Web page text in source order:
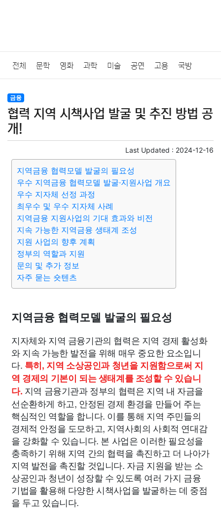
전체 문학 영화 과학 미술 공연 고용 국방
법률
질병 가요 방송 일상 주식 암호화폐 블록체인
미용 증권 인테리어
요리 상품리뷰 원예 금융 게임
대출 자동차 취미 여행
종교 사회 정치 건강 의료 의학
부동산 외국어 교육
금융
협력 지역 시책사업 발굴 및 추진 방법 공
개!
Last Updated : 2024-12-16
지역금융 협력모델 발굴의 필요성
우수 지역금융 협력모델 발굴·지원사업 개요
우수 지자체 선정 과정
최우수 및 우수 지자체 사례
지역금융 지원사업의 기대 효과와 비전
지속 가능한 지역금융 생태계 조성
지원 사업의 향후 계획
정부의 역할과 지원
문의 및 추가 정보
자주 묻는 숏텐츠
지역금융 협력모델 발굴의 필요성
지자체와 지역 금융기관의 협력은 지역 경제 활성화
와 지속 가능한 발전을 위해 매우 중요한 요소입니
다. 특히, 지역 소상공인과 청년을 지원함으로써 지
역 경제의 기본이 되는 생태계를 조성할 수 있습니
다. 지역 금융기관과 정부의 협력은 지역 내 자금을
선순환하게 하고, 안정된 경제 환경을 만들어 주는
핵심적인 역할을 합니다. 이를 통해 지역 주민들의
경제적 안정을 도모하고, 지역사회의 사회적 연대감
을 강화할 수 있습니다. 본 사업은 이러한 필요성을
충족하기 위해 지역 간의 협력을 촉진하고 더 나아가
지역 발전을 촉진할 것입니다. 자금 지원을 받는 소
상공인과 청년이 성장할 수 있도록 여러 가지 금융
기법을 활용해 다양한 시책사업을 발굴하는 데 중점
을 두고 있습니다.